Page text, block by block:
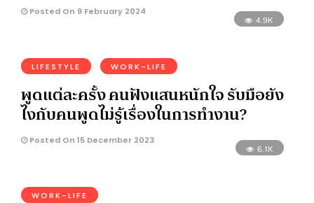
Posted On 9 February 2024
4.9K
LIFESTYLE WORK-LIFE
พูดแต่ละครั้ง คนฟังแสนหนักใจ รับมือยัง
ไงกับคนพูดไม่รู้เรื่องในการทำงาน?
Posted On 15 December 2023
6.1K
WORK-LIFE